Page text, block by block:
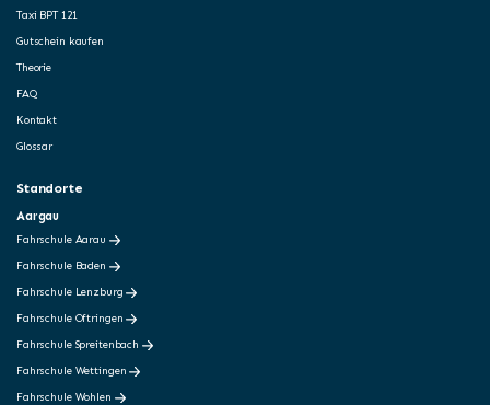
Taxi BPT 121
Gutschein kaufen
Theorie
FAQ
Kontakt
Glossar
Standorte
Aargau
Fahrschule Aarau
Fahrschule Baden
Fahrschule Lenzburg
Fahrschule Oftringen
Fahrschule Spreitenbach
Fahrschule Wettingen
Fahrschule Wohlen